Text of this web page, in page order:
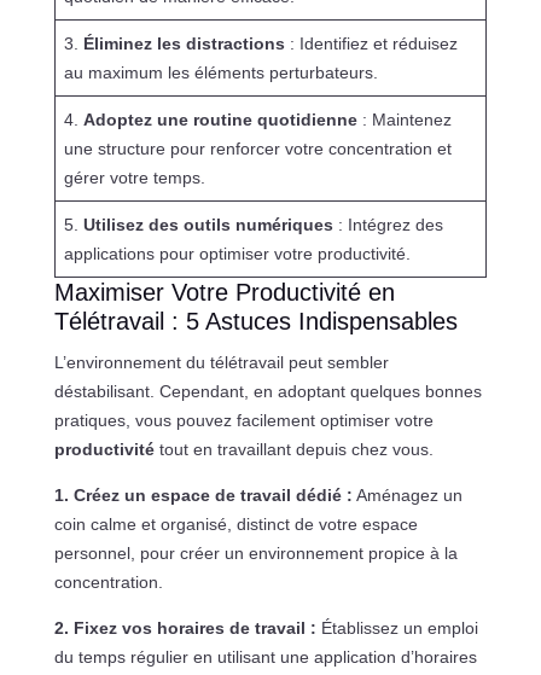
3. Éliminez les distractions : Identifiez et réduisez
au maximum les éléments perturbateurs.
4. Adoptez une routine quotidienne: Maintenez
une structure pour renforcer votre concentration et
gérer votre temps.
5. Utilisez des outils numériques : Intégrez des
applications pour optimiser votre productivité.
Maximiser Votre Productivité en
Télétravail : 5 Astuces Indispensables
L’environnement du télétravail peut sembler
déstabilisant. Cependant, en adoptant quelques bonnes
pratiques, vous pouvez facilement optimiser votre
productivitétout en travaillant depuis chez vous.
1. Créez un espace de travail dédié : Aménagez un
coin calme et organisé, distinct de votre espace
personnel, pour créer un environnement propice à la
concentration.
2. Fixez vos horaires de travail : Établissez un emploi
du temps régulier en utilisant une application d’horaires